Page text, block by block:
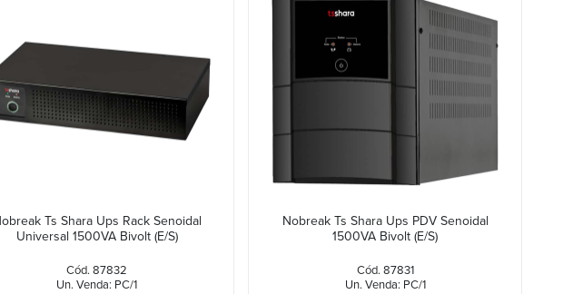
Ts Shara Ups Rack Senoidal
Universal 1500VA Bivolt (E/S)
Cód. 87832
Un. Venda: PC/1
Nobreak Ts Shara Ups PDV Senoidal
1500VA Bivolt (E/S)
Cód. 87831
Un. Venda: PC/1